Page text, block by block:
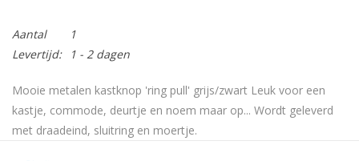
Aantal
1
Levertijd:
1 - 2 dagen
Mooie metalen kastknop 'ring pull' grijs/zwart Leuk voor een
kastje, commode, deurtje en noem maar op... Wordt geleverd
met draadeind, sluitring en moertje.